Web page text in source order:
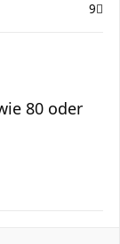
9
80 oder